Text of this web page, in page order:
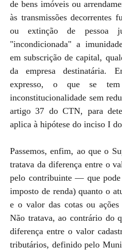
de bens imóveis ou
às transmissões decorrentes
ou extinção de pessoa
"incondicionada" a
em subscrição de capital,
da empresa destinatária.
expresso, o que se
inconstitucionalidade sem
artigo 37 do CTN, para
aplica à hipótese do inciso I
Passemos, enfim, ao que o
tratava da diferença entre o
pelo contribuinte — que
imposto de renda) quanto o
e o valor das cotas ou
Não tratava, ao contrário do
diferença entre o valor
tributários, definido pelo